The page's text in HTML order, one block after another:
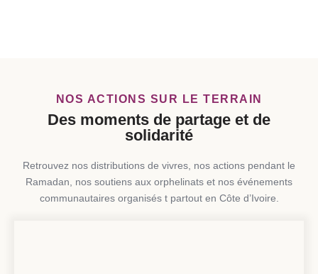
NOS ACTIONS SUR LE TERRAIN
Des moments de partage et de
solidarité
Retrouvez nos distributions de vivres, nos actions pendant le
Ramadan, nos soutiens aux orphelinats et nos événements
communautaires organisés t partout en Côte d’Ivoire.